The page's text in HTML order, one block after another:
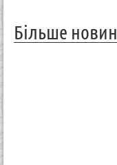
Більше новин